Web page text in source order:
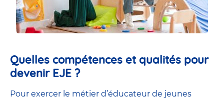
Quelles compétences et qualités pour
devenir EJE ?
Pour exercer le métier d’éducateur de jeunes